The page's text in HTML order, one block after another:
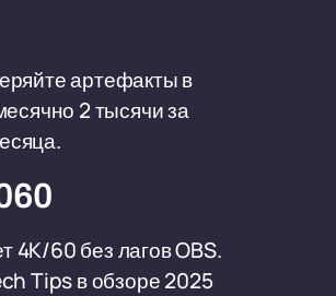
артефакты в
2 тысячи за
4K/60 без лагов OBS.
Tips в обзоре 2025